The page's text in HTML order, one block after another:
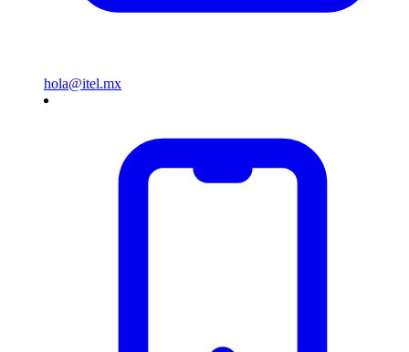
hola@itel.mx